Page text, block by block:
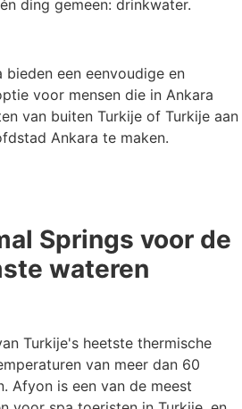
ding gemeen: drinkwater.
een eenvoudige en
voor mensen die in Ankara
van buiten Turkije of Turkije aan
Ankara te maken.
Springs voor de
wateren
Turkije's heetste thermische
van meer dan 60
Afyon is een van de meest